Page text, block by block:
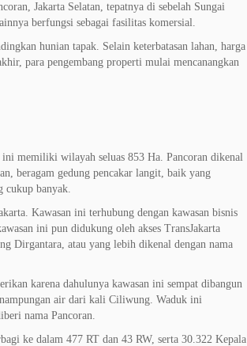
Jakarta Selatan, tepatnya di sebelah Sungai
berfungsi sebagai fasilitas komersial.
hunian tapak. Selain keterbatasan lahan, harga
para pengembang properti mulai mencanangkan
ini memiliki wilayah seluas 853 Ha. Pancoran dikenal
beragam gedung pencakar langit, baik yang
cukup banyak.
Kawasan ini terhubung dengan kawasan bisnis
ini pun didukung oleh akses TransJakarta
Dirgantara, atau yang lebih dikenal dengan nama
karena dahulunya kawasan ini sempat dibangun
air dari kali Ciliwung. Waduk ini
nama Pancoran.
ke dalam 477 RT dan 43 RW, serta 30.322 Kepala